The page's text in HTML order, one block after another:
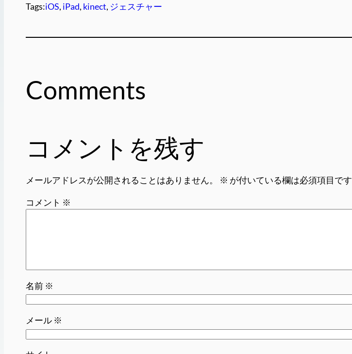
Tags:iOS, iPad, kinect, ジェスチャー
Comments
コメントを残す
メールアドレスが公開されることはありません。 ※ が付いている欄は必須項目です
コメント ※
名前 ※
メール ※